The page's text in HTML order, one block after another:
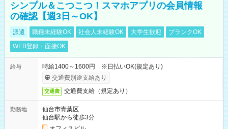
シンプル＆こつこつ！スマホアプリの会員情報
の確認【週3日～OK】
派遣 職種未経験OK 社会人未経験OK 大学生歓迎
ブランクOK
WEB登録・面接OK
給与
時給1400～1600円 ※日払いOK(規定あり)
交通費別途支給あり
交通費 交通費支給（規定あり）
勤務地
仙台市青葉区
仙台駅から徒歩3分